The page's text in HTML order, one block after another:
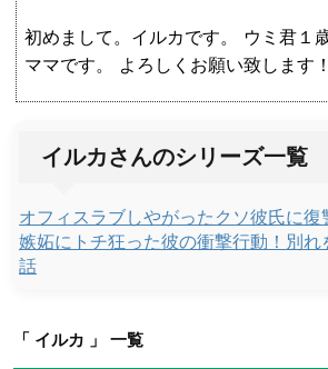
初めまして。イルカです。 ウミ君１
ママです。 よろしくお願い致します！
イルカさんのシリーズ一覧
オフィスラブしやがったクソ彼氏に復
嫉妬にトチ狂った彼の衝撃行動！別
話
「 イルカ 」 一覧